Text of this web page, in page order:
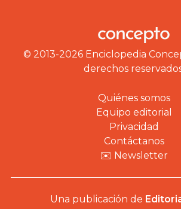
© 2013-2026 Enciclopedia
derechos
Quiénes somos
Equipo editorial
Privacidad
Contáctanos
✉️ Newsletter
Una publicación de